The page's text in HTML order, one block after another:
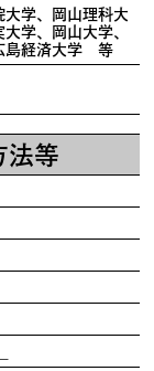
学、岡山理科大
学、岡山大学、
島経済大学 等
法等